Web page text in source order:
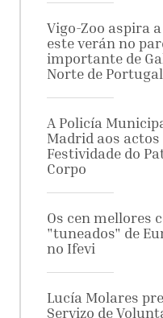
Vigo-Zoo aspira
este verán no
importante de
Norte de Portugal
A Policía
Madrid aos actos
Festividade do
Corpo
Os cen mellores
"tuneados" de
no Ifevi
Lucía Molares
Servizo de